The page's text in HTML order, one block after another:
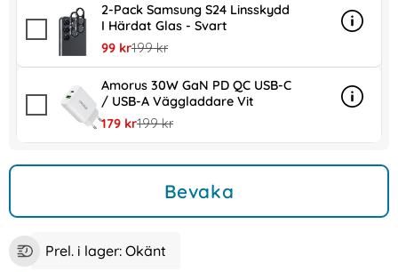
2-Pack Samsung S24 Linsskydd
I Härdat Glas - Svart
rea pris
99 krtidigare pris
199 kr
Info
mer
Amorus 30W GaN PD QC USB-C
/ USB-A Väggladdare Vit
rea pris
179 krtidigare pris
199 kr
Info
mer
Bevaka
Prel. i lager: Okänt